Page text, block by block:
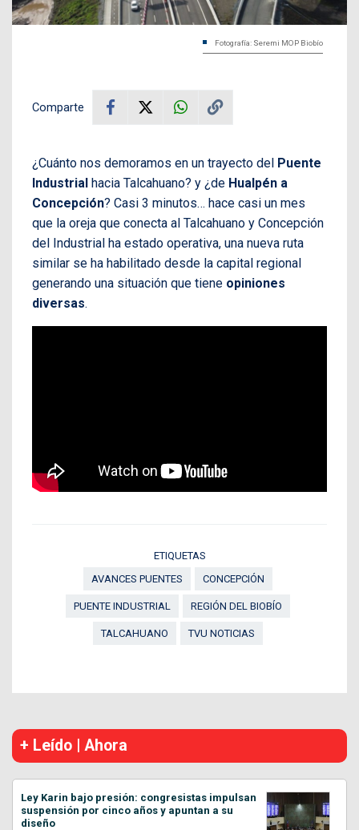
Fotografía: Seremi MOP Biobío
Comparte
¿Cuánto nos demoramos en un trayecto del Puente
Industrial hacia Talcahuano? y ¿de Hualpén a
Concepción? Casi 3 minutos… hace casi un mes
que la oreja que conecta al Talcahuano y Concepción
del Industrial ha estado operativa, una nueva ruta
similar se ha habilitado desde la capital regional
generando una situación que tiene opiniones
diversas.
ETIQUETAS
AVANCES PUENTES
CONCEPCIÓN
PUENTE INDUSTRIAL REGIÓN DEL BIOBÍO
TALCAHUANO TVU NOTICIAS
+ Leído | Ahora
Ley Karin bajo presión: congresistas impulsan
suspensión por cinco años y apuntan a su
diseño